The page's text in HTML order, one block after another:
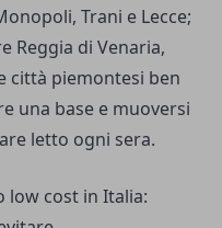
Trani e Lecce;
Reggia di Venaria,
città piemontesi ben
una base e muoversi
letto ogni sera.
low cost in Italia: